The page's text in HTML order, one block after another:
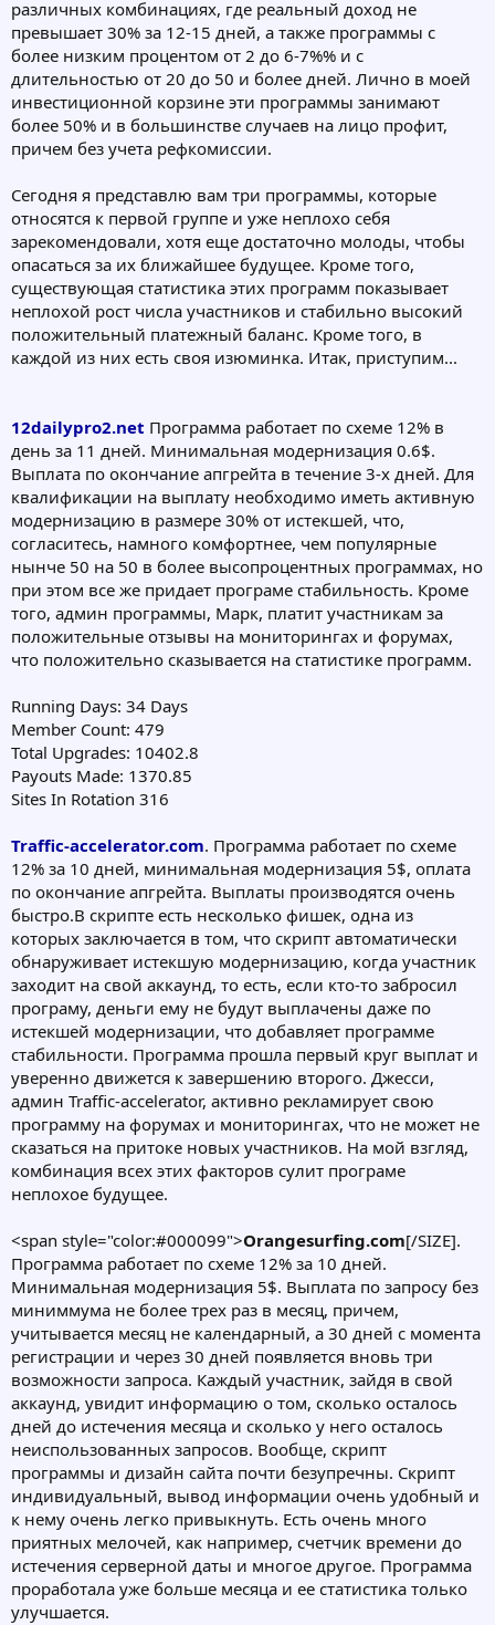
различных комбинациях, где реальный доход не
превышает 30% за 12-15 дней, а также программы с
более низким процентом от 2 до 6-7%% и с
длительностью от 20 до 50 и более дней. Лично в моей
инвестиционной корзине эти программы занимают
более 50% и в большинстве случаев на лицо профит,
причем без учета рефкомиссии.
Сегодня я представлю вам три программы, которые
относятся к первой группе и уже неплохо себя
зарекомендовали, хотя еще достаточно молоды, чтобы
опасаться за их ближайшее будущее. Кроме того,
существующая статистика этих программ показывает
неплохой рост числа участников и стабильно высокий
положительный платежный баланс. Кроме того, в
каждой из них есть своя изюминка. Итак, приступим...
12dailypro2.net Программа работает по схеме 12% в
день за 11 дней. Минимальная модернизация 0.6$.
Выплата по окончание апгрейта в течение 3-х дней. Для
квалификации на выплату необходимо иметь активную
модернизацию в размере 30% от истекшей, что,
согласитесь, намного комфортнее, чем популярные
нынче 50 на 50 в более высопроцентных программах, но
при этом все же придает програме стабильность. Кроме
того, админ программы, Марк, платит участникам за
положительные отзывы на мониторингах и форумах,
что положительно сказывается на статистике программ.
Running Days: 34 Days
Member Count: 479
Total Upgrades: 10402.8
Payouts Made: 1370.85
Sites In Rotation 316
Traffic-accelerator.com. Программа работает по схеме
12% за 10 дней, минимальная модернизация 5$, оплата
по окончание апгрейта. Выплаты производятся очень
быстро.В скрипте есть несколько фишек, одна из
которых заключается в том, что скрипт автоматически
обнаруживает истекшую модернизацию, когда участник
заходит на свой аккаунд, то есть, если кто-то забросил
програму, деньги ему не будут выплачены даже по
истекшей модернизации, что добавляет программе
стабильности. Программа прошла первый круг выплат и
уверенно движется к завершению второго. Джесси,
админ Traffic-accelerator, активно рекламирует свою
программу на форумах и мониторингах, что не может не
сказаться на притоке новых участников. На мой взгляд,
комбинация всех этих факторов сулит програме
неплохое будущее.
<span style="color:#000099">Orangesurfing.com[/SIZE].
Программа работает по схеме 12% за 10 дней.
Минимальная модернизация 5$. Выплата по запросу без
миниммума не более трех раз в месяц, причем,
учитывается месяц не календарный, а 30 дней с момента
регистрации и через 30 дней появляется вновь три
возможности запроса. Каждый участник, зайдя в свой
аккаунд, увидит информацию о том, сколько осталось
дней до истечения месяца и сколько у него осталось
неиспользованных запросов. Вообще, скрипт
программы и дизайн сайта почти безупречны. Скрипт
индивидуальный, вывод информации очень удобный и
к нему очень легко привыкнуть. Есть очень много
приятных мелочей, как например, счетчик времени до
истечения серверной даты и многое другое. Программа
проработала уже больше месяца и ее статистика только
улучшается.